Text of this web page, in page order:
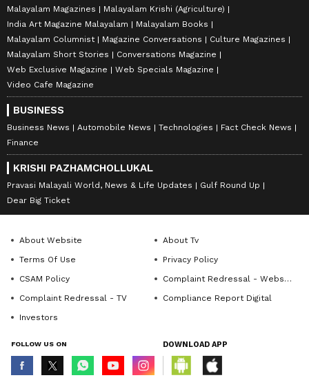
Malayalam Magazines
Malayalam Krishi (Agriculture)
India Art Magazine Malayalam
Malayalam Books
Malayalam Columnist
Magazine Conversations
Culture Magazines
Malayalam Short Stories
Conversations Magazine
Web Exclusive Magazine
Web Specials Magazine
Video Cafe Magazine
BUSINESS
Business News Automobile News Technologies
Fact Check News
Finance
KRISHI PAZHAMCHOLLUKAL
Pravasi Malayali World, News & Life Updates
Gulf Round Up
Dear Big Ticket
About Website
About Tv
Terms Of Use
Privacy Policy
CSAM Policy
Complaint Redressal - Website
Complaint Redressal - TV
Compliance Report Digital
Investors
FOLLOW US ON DOWNLOAD APP